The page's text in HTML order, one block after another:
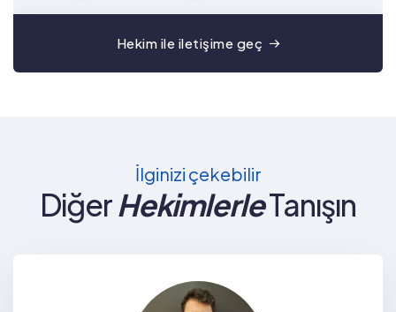
Hekim ile iletişime geç
İlginizi çekebilir
DiğerHekimlerleTanışın